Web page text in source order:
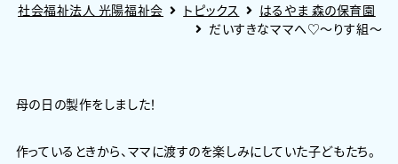
社会福祉法人 光陽福祉会 トピックス
はるやま 森の保育園
だいすきなママへ♡～りす組～
母の日の製作をしました！
作っているときから、ママに渡すのを楽しみにしていた子どもたち。